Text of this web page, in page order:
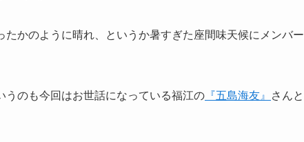
かのように晴れ、というか暑すぎた座間味天候にメンバ
のも今回はお世話になっている福江の 『五島海友』 さん